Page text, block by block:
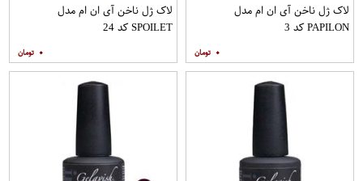
لاک ژل ناخن آی ان ام مدل
PAPILON کد 3
۰
لاک ژل ناخن آی ان ام مدل
SPOILET کد 24
۰